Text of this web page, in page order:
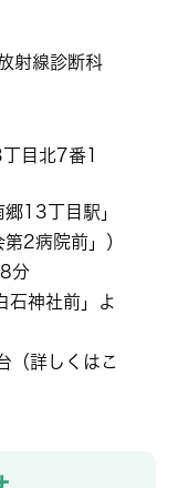
射線診断科
目北7番1
13丁目駅」
第2病院前」）
分
石神社前」よ
（詳しくはこ